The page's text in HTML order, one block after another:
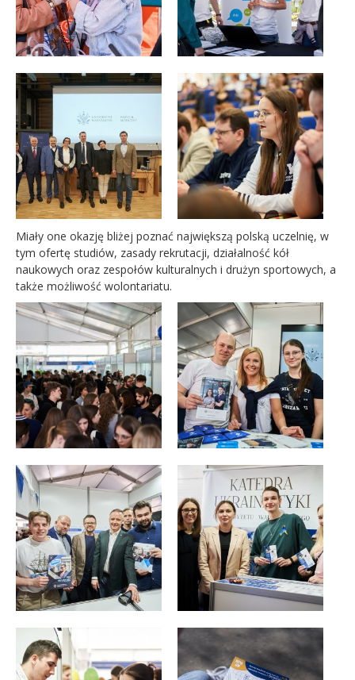
Miały one okazję bliżej poznać największą polską uczelnię, w
tym ofertę studiów, zasady rekrutacji, działalność kół
naukowych oraz zespołów kulturalnych i drużyn sportowych, a
także możliwość wolontariatu.